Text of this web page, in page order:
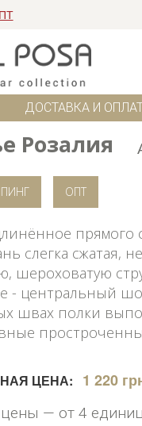
ДОСТАВКА И
Розалия
ОПТ
прямого
слегка сжатая,
шероховатую
- центральный
швах полки
ЦЕНА: 1 220
— от 4